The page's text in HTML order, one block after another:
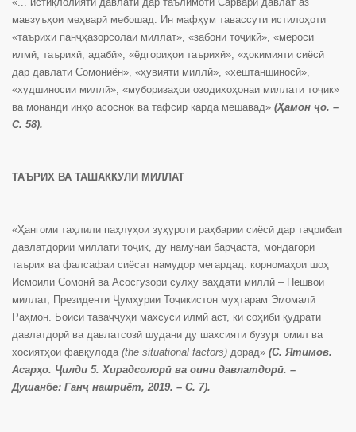
мавзуъҳои меҳварӣ мебошад. Ин мафҳум тавассути истилоҳоти
«таърихи панҷҳазорсолаи миллат», «забони тоҷикӣ», «мероси
илмӣ, таърихӣ, адабӣ», «ёдгориҳои таърихӣ», «ҳокимияти сиёсӣ
дар давлати Сомониён», «ҳувияти миллӣ», «хештаншиносӣ»,
«худшиносии миллӣ», «муборизаҳои озодихоҳонаи миллати тоҷик»
ва монанди инҳо асоснок ва тафсир карда мешавад» (Ҳамон ҷо. –
С. 58).
ТАЪРИХ ВА ТАШАККУЛИ МИЛЛАТ
«Ҳангоми таҳлили паҳлуҳои зуҳуроти раҳбарии сиёсӣ дар таҷрибаи
давлатдории миллати тоҷик, ду намунаи барҷаста, мондагори
таърих ва фалсафаи сиёсат намудор мегардад: корномаҳои шоҳ
Исмоили Сомонӣ ва Асосгузори сулҳу ваҳдати миллӣ – Пешвои
миллат, Президенти Ҷумҳурии Тоҷикистон муҳтарам Эмомалӣ
Раҳмон. Боиси таваҷҷуҳи махсуси илмӣ аст, ки соҳиби қудрати
давлатдорӣ ва давлатсозӣ шудани ду шахсияти бузург омил ва
хосиятҳои фавқулода (the situational factors) дорад» (С. Ятимов.
Асарҳо. Ҷилди 5. Хирадсолорӣ ва оини давлатдорӣ. –
Душанбе: Ганҷ нашриёт, 2019. – С. 7).